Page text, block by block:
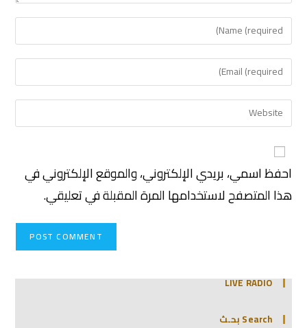
احفظ اسمي، بريدي الإلكتروني، والموقع الإلكتروني في
هذا المتصفح لاستخدامها المرة المقبلة في تعليقي.
LIVE RADIO
Search بحـث